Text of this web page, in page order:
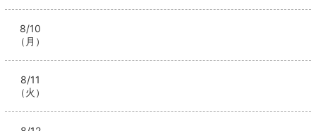
8/10
（月）
8/11
（火）